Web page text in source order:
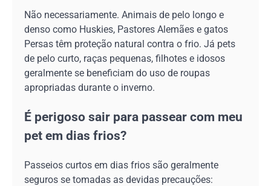
Não necessariamente. Animais de pelo longo e
denso como Huskies, Pastores Alemães e gatos
Persas têm proteção natural contra o frio. Já pets
de pelo curto, raças pequenas, filhotes e idosos
geralmente se beneficiam do uso de roupas
apropriadas durante o inverno.
É perigoso sair para passear com meu
pet em dias frios?
Passeios curtos em dias frios são geralmente
seguros se tomadas as devidas precauções: